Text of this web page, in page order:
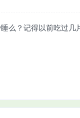
么？记得以前吃过几